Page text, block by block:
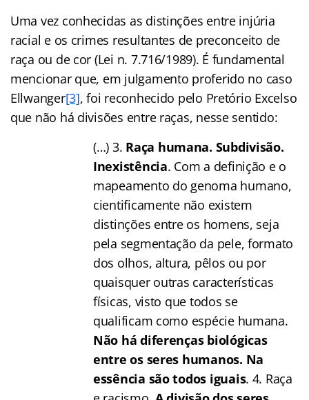
Uma vez conhecidas as distinções entre injúria
racial e os crimes resultantes de preconceito de
raça ou de cor (Lei n. 7.716/1989). É fundamental
mencionar que, em julgamento proferido no caso
Ellwanger[3], foi reconhecido pelo Pretório Excelso
que não há divisões entre raças, nesse sentido:
(…) 3. Raça humana. Subdivisão.
Inexistência. Com a definição e o
mapeamento do genoma humano,
cientificamente não existem
distinções entre os homens, seja
pela segmentação da pele, formato
dos olhos, altura, pêlos ou por
quaisquer outras características
físicas, visto que todos se
qualificam como espécie humana.
Não há diferenças biológicas
entre os seres humanos. Na
essência são todos iguais. 4. Raça